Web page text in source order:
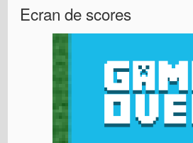
Ecran de scores